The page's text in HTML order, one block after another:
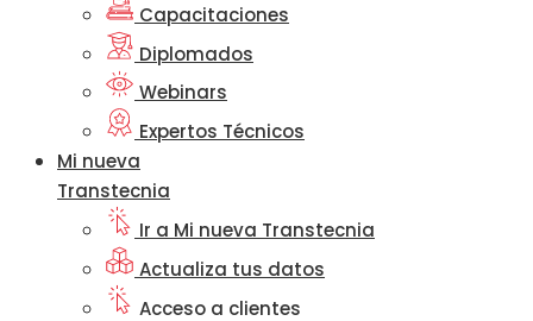
Capacitaciones
Diplomados
Webinars
Expertos Técnicos
Mi nueva
Transtecnia
Ir a Mi nueva Transtecnia
Actualiza tus datos
Acceso a clientes